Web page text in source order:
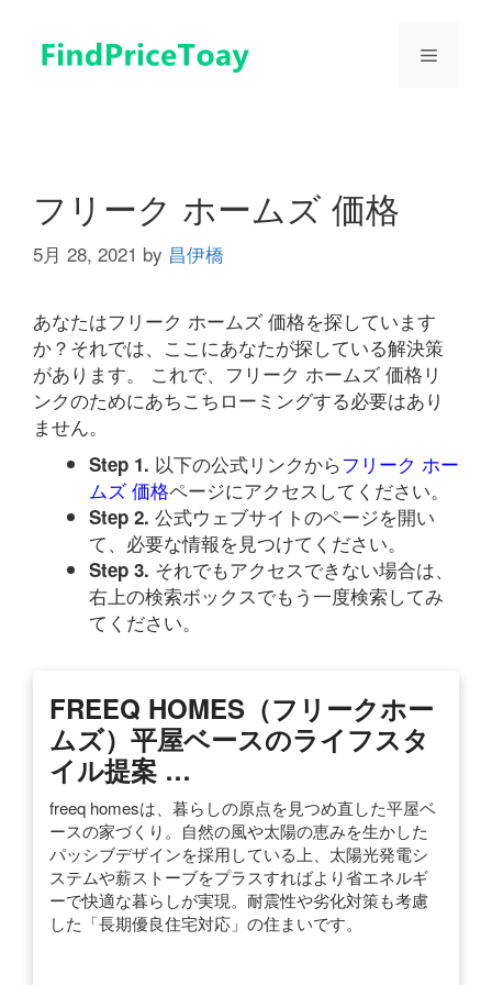
メ
フリーク ホームズ 価格
5月 28, 2021 by 昌伊橋
あなたはフリーク ホームズ 価格を探しています
か？それでは、ここにあなたが探している解決策
があります。 これで、フリーク ホームズ 価格リ
ンクのためにあちこちローミングする必要はあり
ません。
Step 1. 以下の公式リンクからフリーク ホー
ムズ 価格ページにアクセスしてください。
Step 2. 公式ウェブサイトのページを開い
て、必要な情報を見つけてください。
Step 3. それでもアクセスできない場合は、
右上の検索ボックスでもう一度検索してみ
てください。
FREEQ HOMES（フリークホー
ムズ）平屋ベースのライフスタ
イル提案 …
freeq homesは、暮らしの原点を見つめ直した平屋ベ
ースの家づくり。自然の風や太陽の恵みを生かした
パッシブデザインを採用している上、太陽光発電シ
ステムや薪ストーブをプラスすればより省エネルギ
ーで快適な暮らしが実現。耐震性や劣化対策も考慮
した「長期優良住宅対応」の住まいです。